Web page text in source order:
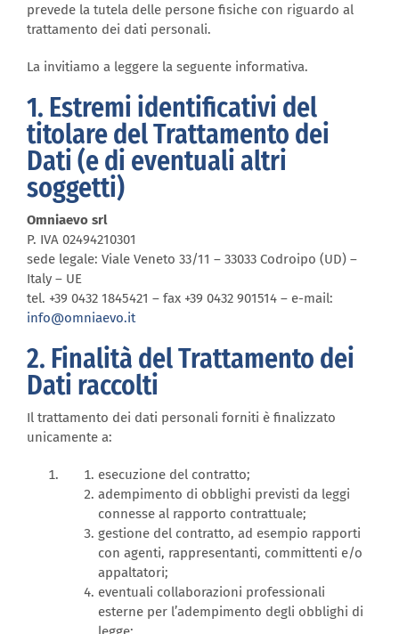
prevede la tutela delle persone fisiche con riguardo al
trattamento dei dati personali.
La invitiamo a leggere la seguente informativa.
1. Estremi identificativi del
titolare del Trattamento dei
Dati (e di eventuali altri
soggetti)
Omniaevo srl
P. IVA 02494210301
sede legale: Viale Veneto 33/11 – 33033 Codroipo (UD) –
Italy – UE
tel. +39 0432 1845421 – fax +39 0432 901514 – e-mail:
info@omniaevo.it
2. Finalità del Trattamento dei
Dati raccolti
Il trattamento dei dati personali forniti è finalizzato
unicamente a:
esecuzione del contratto;
adempimento di obblighi previsti da leggi
connesse al rapporto contrattuale;
gestione del contratto, ad esempio rapporti
con agenti, rappresentanti, committenti e/o
appaltatori;
eventuali collaborazioni professionali
esterne per l’adempimento degli obblighi di